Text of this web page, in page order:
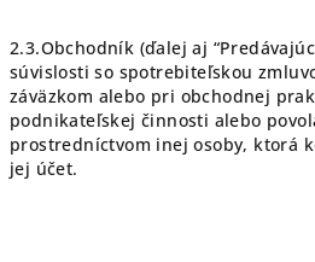
2.3.Obchodník (ďalej aj
súvislosti so spotrebiteľskou
záväzkom alebo pri obchodnej
podnikateľskej činnosti alebo
prostredníctvom inej osoby, ktorá
jej účet.